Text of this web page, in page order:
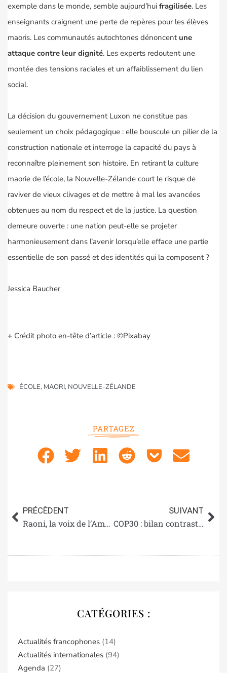
exemple dans le monde, semble aujourd’hui fragilisée. Les
enseignants craignent une perte de repères pour les élèves
maoris. Les communautés autochtones dénoncent une
attaque contre leur dignité. Les experts redoutent une
montée des tensions raciales et un affaiblissement du lien
social.
La décision du gouvernement Luxon ne constitue pas
seulement un choix pédagogique : elle bouscule un pilier de la
construction nationale et interroge la capacité du pays à
reconnaître pleinement son histoire. En retirant la culture
maorie de l’école, la Nouvelle-Zélande court le risque de
raviver de vieux clivages et de mettre à mal les avancées
obtenues au nom du respect et de la justice. La question
demeure ouverte : une nation peut-elle se projeter
harmonieusement dans l’avenir lorsqu’elle efface une partie
essentielle de son passé et des identités qui la composent ?
Jessica Baucher
+ Crédit photo en-tête d’article : ©Pixabay
ÉCOLE, MAORI, NOUVELLE-ZÉLANDE
PARTAGEZ
PRÉCÈDENT
Raoni, la voix de l’Amazonie face aux menaces du progrès
SUIVANT
COP30 : bilan contrasté… Les peuples autochtones tirent la sonnette d’alarme
CATÉGORIES :
Actualités francophones (14)
Actualités internationales (94)
Agenda (27)